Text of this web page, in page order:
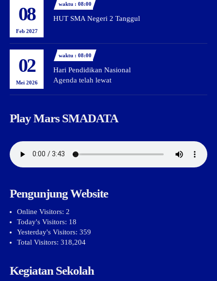
08
Feb 2027
waktu : 08:00
HUT SMA Negeri 2 Tanggul
02
Mei 2026
waktu : 08:00
Hari Pendidikan Nasional
Agenda telah lewat
Play Mars SMADATA
Pengunjung Website
Online Visitors: 2
Today's Visitors: 18
Yesterday's Visitors: 359
Total Visitors: 318,204
Kegiatan Sekolah